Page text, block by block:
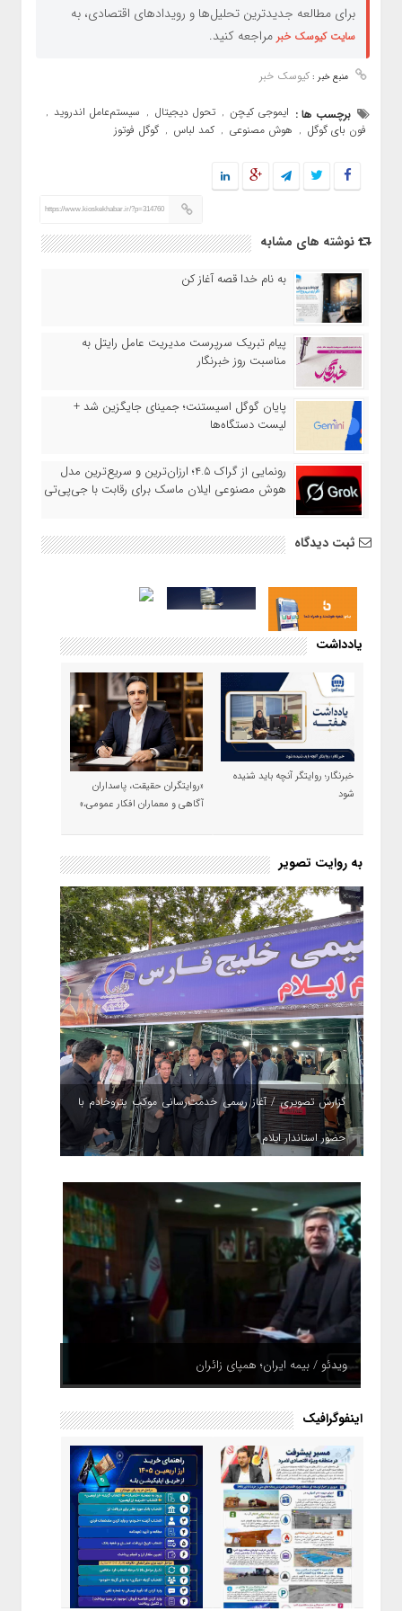
برای مطالعه جدیدترین تحلیل‌ها و رویدادهای اقتصادی، به
سایت کیوسک خبر مراجعه کنید.
منبع خبر : کیوسک خبر
برچسب ها : ایموجی کیچن , تحول دیجیتال , سیستم‌عامل اندروید ,
فون بای گوگل , هوش مصنوعی , کمد لباس , گوگل فوتوز
https://www.kioskekhabar.ir/?p=314760
نوشته های مشابه
به نام خدا قصه آغاز کن
پیام تبریک سرپرست مدیریت عامل رایتل به
مناسبت روز خبرنگار
پایان گوگل اسیستنت؛ جمینای جایگزین شد +
لیست دستگاه‌ها
رونمایی از گراک ۴.۵؛ ارزان‌ترین و سریع‌ترین مدل
هوش مصنوعی ایلان ماسک برای رقابت با جی‌پی‌تی
ثبت دیدگاه
یادداشت
خبرنگار؛ روایتگر آنچه باید شنیده
شود
«روایتگران حقیقت، پاسداران
آگاهی و معماران افکار عمومی،»
به روایت تصویر
گزارش تصویری / آغاز رسمی خدمت‌رسانی موکب پتروخادم با
حضور استاندار ایلام
ویدئو / بیمه ایران؛ همپای زائران
اینفوگرافیک